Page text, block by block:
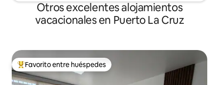
Otros excelentes alojamientos
vacacionales en Puerto La Cruz
De los mejores en Favorito entre huéspedes
Favorito entre huéspedes